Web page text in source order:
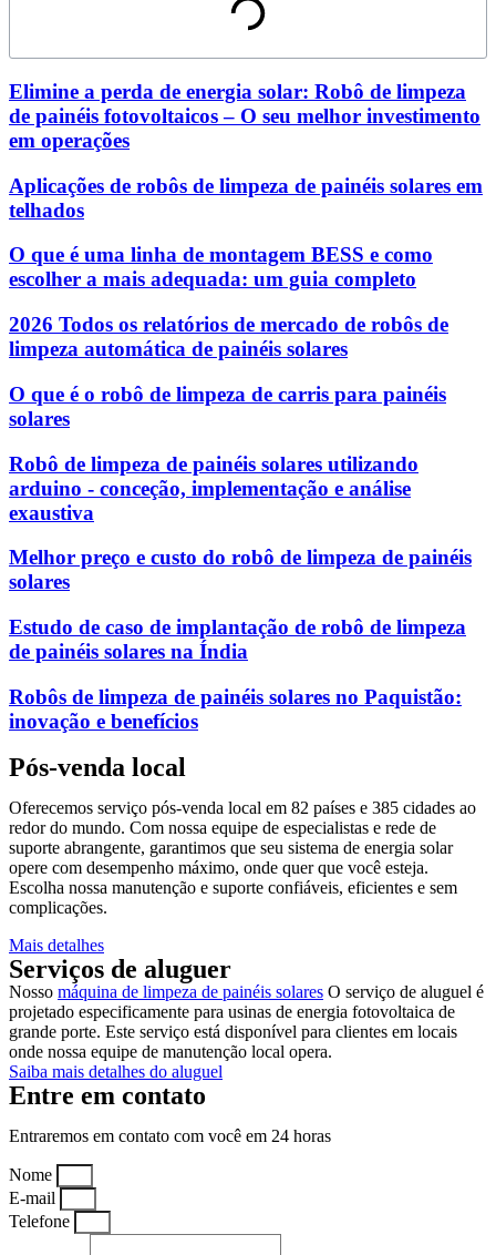
Elimine a perda de energia solar: Robô de limpeza
de painéis fotovoltaicos – O seu melhor investimento
em operações
Aplicações de robôs de limpeza de painéis solares em
telhados
O que é uma linha de montagem BESS e como
escolher a mais adequada: um guia completo
2026 Todos os relatórios de mercado de robôs de
limpeza automática de painéis solares
O que é o robô de limpeza de carris para painéis
solares
Robô de limpeza de painéis solares utilizando
arduino - conceção, implementação e análise
exaustiva
Melhor preço e custo do robô de limpeza de painéis
solares
Estudo de caso de implantação de robô de limpeza
de painéis solares na Índia
Robôs de limpeza de painéis solares no Paquistão:
inovação e benefícios
Pós-venda local
Oferecemos serviço pós-venda local em 82 países e 385 cidades ao
redor do mundo. Com nossa equipe de especialistas e rede de
suporte abrangente, garantimos que seu sistema de energia solar
opere com desempenho máximo, onde quer que você esteja.
Escolha nossa manutenção e suporte confiáveis, eficientes e sem
complicações.
Mais detalhes
Serviços de aluguer
Nosso máquina de limpeza de painéis solares O serviço de aluguel é
projetado especificamente para usinas de energia fotovoltaica de
grande porte. Este serviço está disponível para clientes em locais
onde nossa equipe de manutenção local opera.
Saiba mais detalhes do aluguel
Entre em contato
Entraremos em contato com você em 24 horas
Nome
E-mail
Telefone